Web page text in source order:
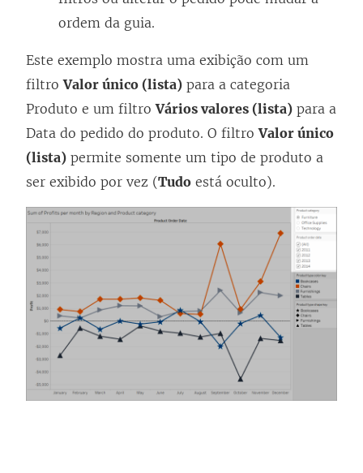
ordem da guia.
Este exemplo mostra uma exibição com um
filtroValor único (lista) para a categoria
Produto e um filtroVários valores (lista) para a
Data do pedido do produto. O filtroValor único
(lista) permite somente um tipo de produto a
ser exibido por vez (Tudo está oculto).